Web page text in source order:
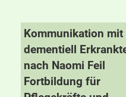
Kommunikation mit
dementiell
nach Naomi Feil
Fortbildung für